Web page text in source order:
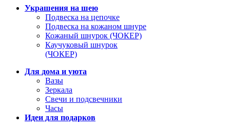
Украшения на шею
Подвеска на цепочке
Подвеска на кожаном шнуре
Кожаный шнурок (ЧОКЕР)
Каучуковый шнурок
(ЧОКЕР)
Для дома и уюта
Вазы
Зеркала
Свечи и подсвечники
Часы
Идеи для подарков